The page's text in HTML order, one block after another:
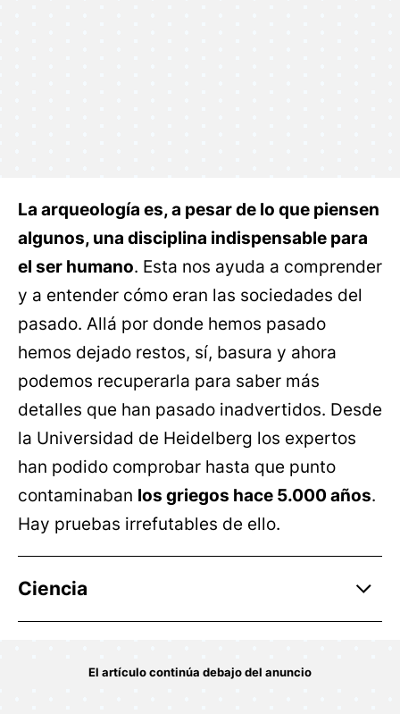
La arqueología es, a pesar de lo que piensen
algunos, una disciplina indispensable para
el ser humano. Esta nos ayuda a comprender
y a entender cómo eran las sociedades del
pasado. Allá por donde hemos pasado
hemos dejado restos, sí, basura y ahora
podemos recuperarla para saber más
detalles que han pasado inadvertidos. Desde
la Universidad de Heidelberg los expertos
han podido comprobar hasta que punto
contaminaban los griegos hace 5.000 años.
Hay pruebas irrefutables de ello.
Ciencia